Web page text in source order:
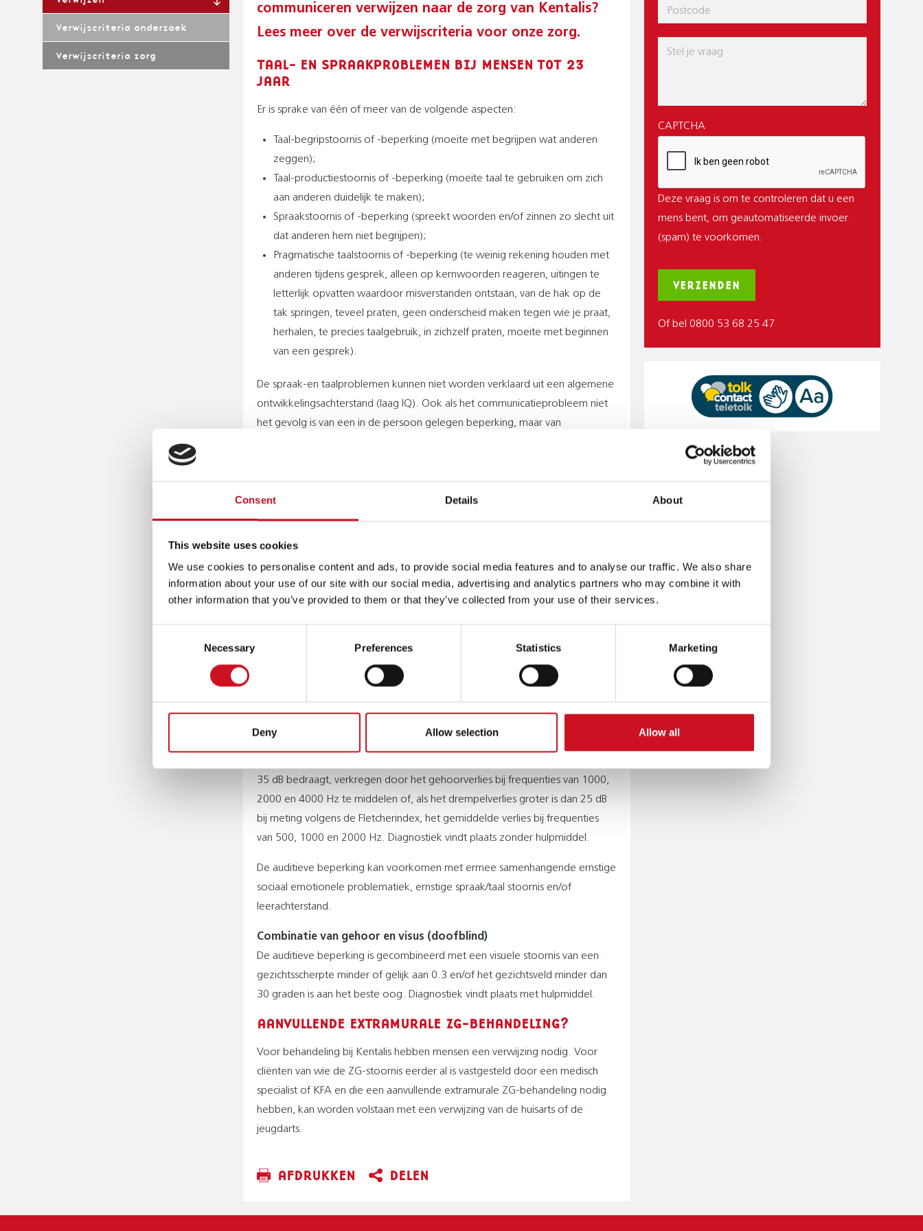
Consent Details About
This website uses cookies
We use cookies to personalise content and ads, to provide social media features and to analyse our traffic. We also share
information about your use of our site with our social media, advertising and analytics partners who may combine it with
other information that you’ve provided to them or that they’ve collected from your use of their services.
Necessary Preferences Statistics Marketing
Deny Allow selection Allow all
P
A
D
G
T
O
Verwijscriteria onderzoek
Verwijscriteria zorg
communiceren verwijzen naar de zorg van Kentalis?
Lees meer over de verwijscriteria voor onze zorg.
TAAL- EN SPRAAKPROBLEMEN BIJ MENSEN TOT 23
JAAR
Er is sprake van één of meer van de volgende aspecten:
Taal-begripstoornis of -beperking (moeite met begrijpen wat anderen
zeggen);
Taal-productiestoornis of -beperking (moeite taal te gebruiken om zich
aan anderen duidelijk te maken);
Spraakstoornis of -beperking (spreekt woorden en/of zinnen zo slecht uit
dat anderen hem niet begrijpen);
Pragmatische taalstoornis of -beperking (te weinig rekening houden met
anderen tijdens gesprek, alleen op kernwoorden reageren, uitingen te
letterlijk opvatten waardoor misverstanden ontstaan, van de hak op de
tak springen, teveel praten, geen onderscheid maken tegen wie je praat,
herhalen, te precies taalgebruik, in zichzelf praten, moeite met beginnen
van een gesprek).
De spraak-en taalproblemen kunnen niet worden verklaard uit een algemene
ontwikkelingsachterstand (laag IQ). Ook als het communicatieprobleem niet
het gevolg is van een in de persoon gelegen beperking, maar van
omgevingsfactoren: opvoedingsproblemen of het spreken van een andere
taal.
De stoornissen zijn vastgesteld door een medisch specialist of klinisch fysicus
audioloog en laten zien dat het gaat om een - in de persoon gelegen -
aandoening of stoornis die leidt tot ernstige of zeer ernstige beperkingen in
de communicatieve redzaamheid, waardoor multidisciplinaire zintuiglijk
gehandicaptenzorg nodig is.
SLECHTHORENDE EN DOVE KINDEREN EN VOLWASSENEN
Er is vastgesteld dat er sprake is van een auditieve beperking. Van een
auditieve beperking is sprake als door een arts of klinisch fysicus audioloog
auditieve stoornis en daarmee van toegang tot de zintuiglijke gehandicapten
35 dB bedraagt, verkregen door het gehoorverlies bij frequenties van 1000,
2000 en 4000 Hz te middelen of, als het drempelverlies groter is dan 25 dB
bij meting volgens de Fletcherindex, het gemiddelde verlies bij frequenties
van 500, 1000 en 2000 Hz. Diagnostiek vindt plaats zonder hulpmiddel.
De auditieve beperking kan voorkomen met ermee samenhangende ernstige
sociaal emotionele problematiek, ernstige spraak/taal stoornis en/of
leerachterstand.
Combinatie van gehoor en visus (doofblind)
De auditieve beperking is gecombineerd met een visuele stoornis van een
gezichtsscherpte minder of gelijk aan 0.3 en/of het gezichtsveld minder dan
30 graden is aan het beste oog. Diagnostiek vindt plaats met hulpmiddel.
AANVULLENDE EXTRAMURALE ZG-BEHANDELING?
Voor behandeling bij Kentalis hebben mensen een verwijzing nodig. Voor
cliënten van wie de ZG-stoornis eerder al is vastgesteld door een medisch
specialist of KFA en die een aanvullende extramurale ZG-behandeling nodig
hebben, kan worden volstaan met een verwijzing van de huisarts of de
jeugdarts.
AFDRUKKEN DELEN
Postcode
Bericht
CAPTCHA
Deze vraag is om te controleren dat u een
mens bent, om geautomatiseerde invoer
(spam) te voorkomen.
Of bel 0800 53 68 25 47